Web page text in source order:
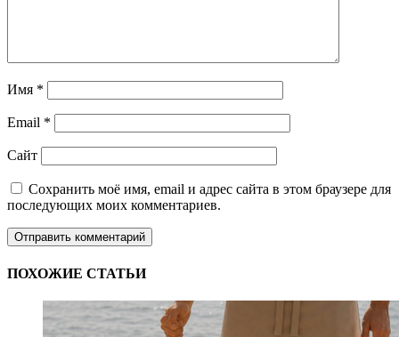
Имя *
Email *
Сайт
Сохранить моё имя, email и адрес сайта в этом браузере для
последующих моих комментариев.
ПОХОЖИЕ СТАТЬИ